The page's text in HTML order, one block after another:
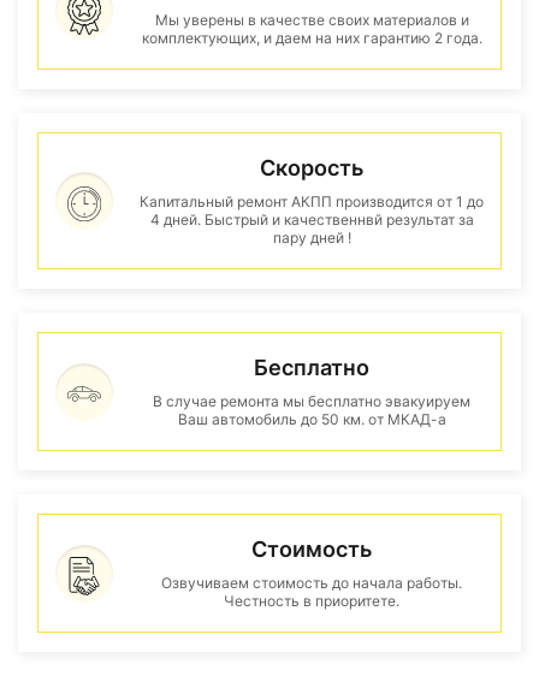
Мы уверены в качестве своих материалов и
комплектующих, и даем на них гарантию 2 года.
Скорость
Капитальный ремонт АКПП производится от 1 до
4 дней. Быстрый и качественнвй результат за
пару дней !
Бесплатно
В случае ремонта мы бесплатно эвакуируем
Ваш автомобиль до 50 км. от МКАД-а
Стоимость
Озвучиваем стоимость до начала работы.
Честность в приоритете.